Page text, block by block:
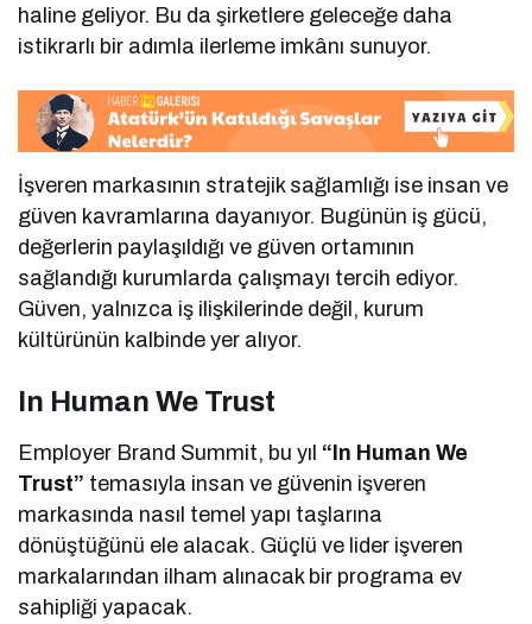
haline geliyor. Bu da şirketlere geleceğe daha
istikrarlı bir adımla ilerleme imkânı sunuyor.
İşveren markasının stratejik sağlamlığı ise insan ve
güven kavramlarına dayanıyor. Bugünün iş gücü,
değerlerin paylaşıldığı ve güven ortamının
sağlandığı kurumlarda çalışmayı tercih ediyor.
Güven, yalnızca iş ilişkilerinde değil, kurum
kültürünün kalbinde yer alıyor.
In Human We Trust
Employer Brand Summit, bu yıl “In Human We
Trust” temasıyla insan ve güvenin işveren
markasında nasıl temel yapı taşlarına
dönüştüğünü ele alacak. Güçlü ve lider işveren
markalarından ilham alınacak bir programa ev
sahipliği yapacak.